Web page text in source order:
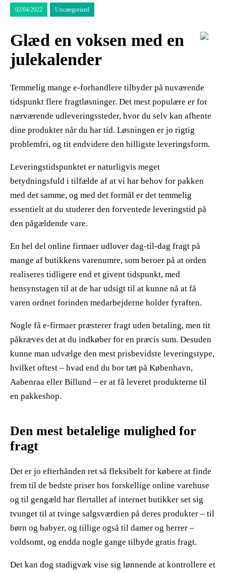
02/04/2022 Uncategorized
Glæd en voksen med en
julekalender
Temmelig mange e-forhandlere tilbyder på nuværende
tidspunkt flere fragtløsninger. Det mest populære er for
nærværende udleveringssteder, hvor du selv kan afhente
dine produkter når du har tid. Løsningen er jo rigtig
problemfri, og tit endvidere den billigste leveringsform.
Leveringstidspunktet er naturligvis meget
betydningsfuld i tilfælde af at vi har behov for pakken
med det samme, og med det formål er det temmelig
essentielt at du studerer den forventede leveringstid på
den pågældende vare.
En hel del online firmaer udlover dag-til-dag fragt på
mange af butikkens varenumre, som beroer på at orden
realiseres tidligere end et givent tidspunkt, med
hensynstagen til at de har udsigt til at kunne nå at få
varen ordnet forinden medarbejderne holder fyraften.
Nogle få e-firmaer præsterer fragt uden betaling, men tit
påkræves det at du indkøber for en præcis sum. Desuden
kunne man udvælge den mest prisbevidste leveringstype,
hvilket oftest – hvad end du bor tæt på København,
Aabenraa eller Billund – er at få leveret produkterne til
en pakkeshop.
Den mest betalelige mulighed for
fragt
Det er jo efterhånden ret så fleksibelt for købere at finde
frem til de bedste priser hos forskellige online varehuse
og til gengæld har flertallet af internet butikker set sig
tvunget til at tvinge salgsværdien på deres produkter – til
børn og babyer, og tillige også til damer og herrer –
voldsomt, og endda nogle gange tilbyde gratis fragt.
Det kan dog stadigvæk vise sig lønnende at kontrollere et